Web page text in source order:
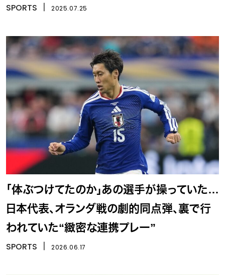
撼
SPORTS 2025.07.25
「体ぶつけてたのか」あの選手が操っていた…
日本代表、オランダ戦の劇的同点弾、裏で行
われていた“緻密な連携プレー”
SPORTS 2026.06.17